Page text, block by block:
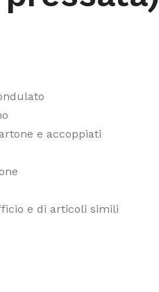
e accoppiati
e di articoli simili